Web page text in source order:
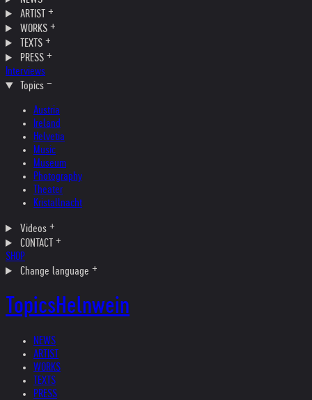
ARTIST
WORKS
TEXTS
PRESS
Interviews
Topics
Austria
Ireland
Helvetia
Music
Museum
Photography
Theater
Kristallnacht
Videos
CONTACT
SHOP
Change language
TopicsHelnwein
NEWS
ARTIST
WORKS
TEXTS
PRESS